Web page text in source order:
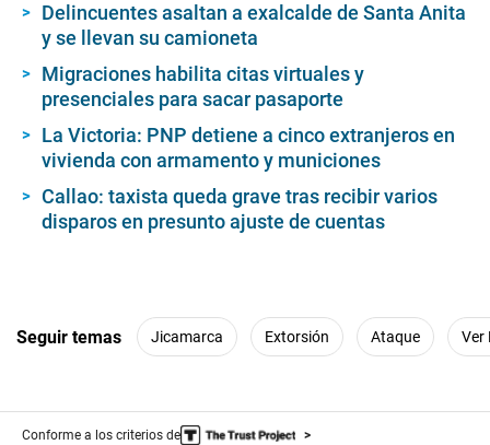
Delincuentes asaltan a exalcalde de Santa Anita
y se llevan su camioneta
Migraciones habilita citas virtuales y
presenciales para sacar pasaporte
La Victoria: PNP detiene a cinco extranjeros en
vivienda con armamento y municiones
Callao: taxista queda grave tras recibir varios
disparos en presunto ajuste de cuentas
Seguir temas Jicamarca Extorsión Ataque Ver
Conforme a los criterios de